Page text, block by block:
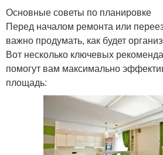
Основные советы по планировке
Перед началом ремонта или
важно продумать, как будет
Вот несколько ключевых
помогут вам максимально
площадь: